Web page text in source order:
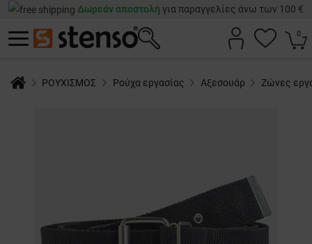
Δωρεάν αποστολή για παραγγελίες άνω των 100 €
0
ΡΟΥΧΙΣΜΟΣ Ρούχα εργασίας Αξεσουάρ Ζώνες